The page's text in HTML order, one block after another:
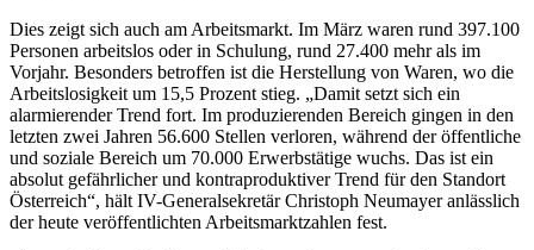
Dies zeigt sich auch am Arbeitsmarkt. Im März waren rund 397.100
Personen arbeitslos oder in Schulung, rund 27.400 mehr als im
Vorjahr. Besonders betroffen ist die Herstellung von Waren, wo die
Arbeitslosigkeit um 15,5 Prozent stieg. „Damit setzt sich ein
alarmierender Trend fort. Im produzierenden Bereich gingen in den
letzten zwei Jahren 56.600 Stellen verloren, während der öffentliche
und soziale Bereich um 70.000 Erwerbstätige wuchs. Das ist ein
absolut gefährlicher und kontraproduktiver Trend für den Standort
Österreich“, hält IV-Generalsekretär Christoph Neumayer anlässlich
der heute veröffentlichten Arbeitsmarktzahlen fest.